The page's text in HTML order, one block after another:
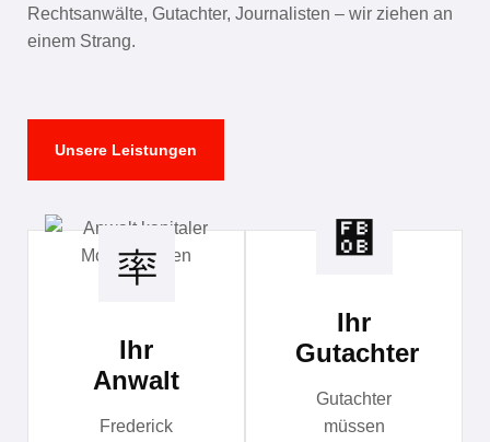
Rechtsanwälte, Gutachter, Journalisten – wir ziehen an
einem Strang.
Unsere Leistungen
Ihr
Anwalt
Frederick
Ihr
Gutachter
Gutachter
müssen